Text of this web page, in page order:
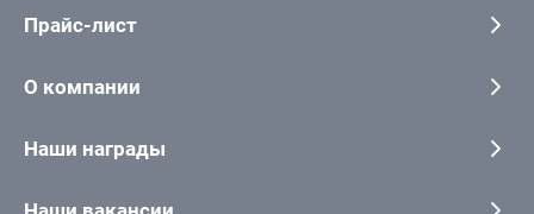
Прайс-лист
О компании
Наши награды